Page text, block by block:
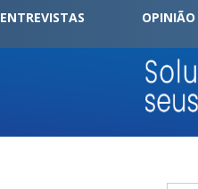
ENTREVISTAS OPINIÃO